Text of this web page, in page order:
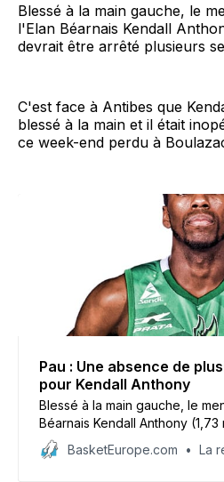
Blessé à la main gauche, le
l'Elan Béarnais Kendall
devrait être arrêté plusieurs
C'est face à Antibes que
blessé à la main et il était
ce week-end perdu à
Pau : Une absence de
pour Kendall Anthony
Blessé à la main gauche, le
Béarnais Kendall Anthony
arrêté plusieurs semaines.
BasketEurope.com La